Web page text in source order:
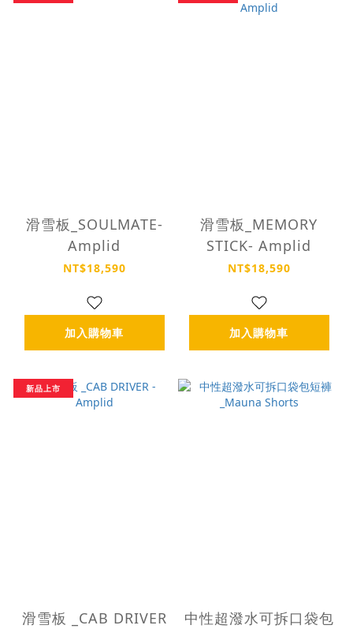
滑雪板_SOULMATE-
Amplid
NT$18,590
加入購物車
滑雪板_MEMORY
STICK- Amplid
NT$18,590
加入購物車
新品上市
滑雪板 _CAB DRIVER
中性超潑水可拆口袋包